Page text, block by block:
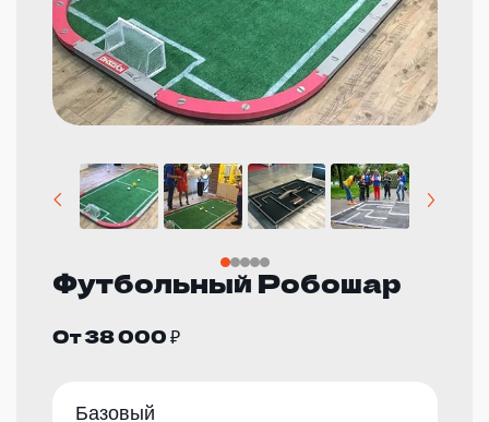
Футбольный Робошар
От 38 000 ₽
Базовый